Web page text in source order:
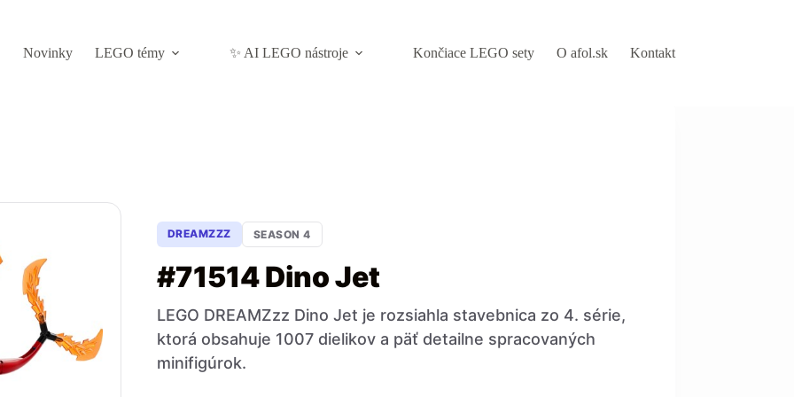
Novinky
LEGO témy ✨ AI LEGO nástroje Končiace LEGO sety O afol.sk Kontakt
DREAMZZZ SEASON 4
#71514 Dino Jet
LEGO DREAMZzz Dino Jet je rozsiahla stavebnica zo 4. série,
ktorá obsahuje 1007 dielikov a päť detailne spracovaných
minifigúrok.